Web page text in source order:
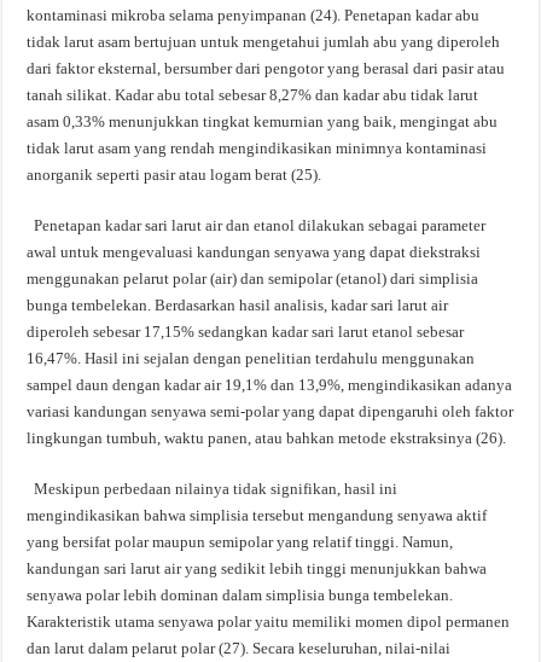
kontaminasi mikroba selama penyimpanan (24). Penetapan kadar abu
tidak larut asam bertujuan untuk mengetahui jumlah abu yang diperoleh
dari faktor eksternal, bersumber dari pengotor yang berasal dari pasir atau
tanah silikat. Kadar abu total sebesar 8,27% dan kadar abu tidak larut
asam 0,33% menunjukkan tingkat kemurnian yang baik, mengingat abu
tidak larut asam yang rendah mengindikasikan minimnya kontaminasi
anorganik seperti pasir atau logam berat (25).
Penetapan kadar sari larut air dan etanol dilakukan sebagai parameter
awal untuk mengevaluasi kandungan senyawa yang dapat diekstraksi
menggunakan pelarut polar (air) dan semipolar (etanol) dari simplisia
bunga tembelekan. Berdasarkan hasil analisis, kadar sari larut air
diperoleh sebesar 17,15% sedangkan kadar sari larut etanol sebesar
16,47%. Hasil ini sejalan dengan penelitian terdahulu menggunakan
sampel daun dengan kadar air 19,1% dan 13,9%, mengindikasikan adanya
variasi kandungan senyawa semi-polar yang dapat dipengaruhi oleh faktor
lingkungan tumbuh, waktu panen, atau bahkan metode ekstraksinya (26).
Meskipun perbedaan nilainya tidak signifikan, hasil ini
mengindikasikan bahwa simplisia tersebut mengandung senyawa aktif
yang bersifat polar maupun semipolar yang relatif tinggi. Namun,
kandungan sari larut air yang sedikit lebih tinggi menunjukkan bahwa
senyawa polar lebih dominan dalam simplisia bunga tembelekan.
Karakteristik utama senyawa polar yaitu memiliki momen dipol permanen
dan larut dalam pelarut polar (27). Secara keseluruhan, nilai-nilai